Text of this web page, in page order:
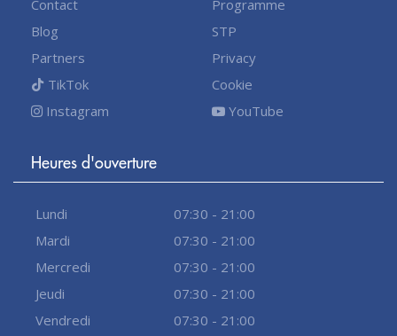
Contact
Blog
Partners
TikTok
Instagram
Programme
STP
Privacy
Cookie
YouTube
Heures d'ouverture
Lundi
07:30 - 21:00
Mardi
07:30 - 21:00
Mercredi
07:30 - 21:00
Jeudi
07:30 - 21:00
Vendredi
07:30 - 21:00